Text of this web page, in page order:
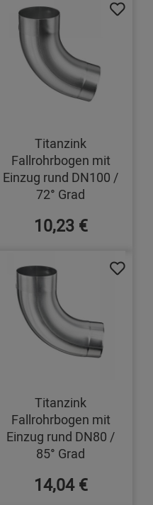
Titanzink
Fallrohrbogen mit
Einzug rund DN100 /
72° Grad
10,23 €
Titanzink
Fallrohrbogen mit
Einzug rund DN80 /
85° Grad
14,04 €